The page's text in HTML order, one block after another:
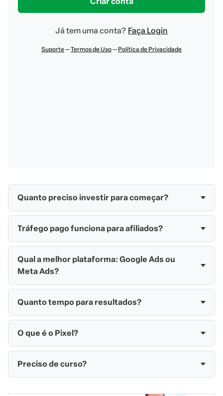
Quanto preciso investir para começar?
Tráfego pago funciona para afiliados?
Qual a melhor plataforma: Google Ads ou
Meta Ads?
Quanto tempo para resultados?
O que é o Pixel?
Preciso de curso?